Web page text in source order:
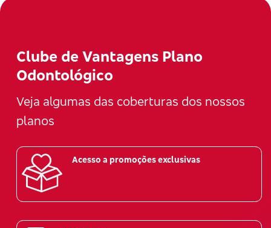
Clube de Vantagens Plano
Odontológico
Veja algumas das coberturas dos nossos
planos
Acesso a promoções exclusivas